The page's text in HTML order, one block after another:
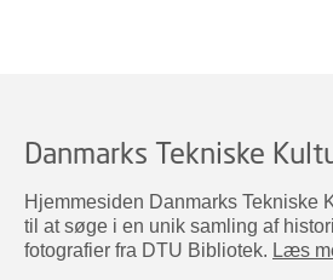
Danmarks Tekniske
Hjemmesiden Danmarks Tekniske
til at søge i en unik samling af
fotografier fra DTU Bibliotek. Læs